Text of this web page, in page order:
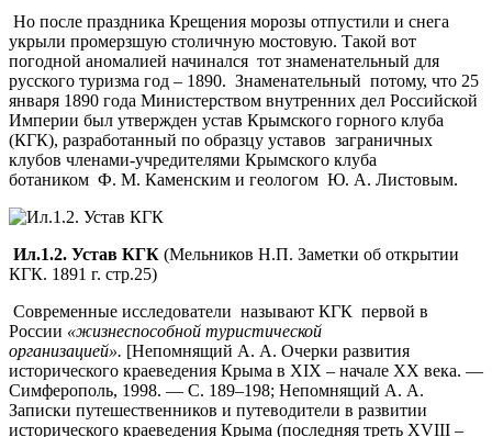
Но после праздника Крещения морозы отпустили и снега
укрыли промерзшую столичную мостовую. Такой вот
погодной аномалией начинался тот знаменательный для
русского туризма год – 1890. Знаменательный потому, что 25
января 1890 года Министерством внутренних дел Российской
Империи был утвержден устав Крымского горного клуба
(КГК), разработанный по образцу уставов заграничных
клубов членами-учредителями Крымского клуба
ботаником Ф. М. Каменским и геологом Ю. А. Листовым.
Ил.1.2. Устав КГК (Мельников Н.П. Заметки об открытии
КГК. 1891 г. стр.25)
Современные исследователи называют КГК первой в
России «жизнеспособной туристической
организацией». [Непомнящий А. А. Очерки развития
исторического краеведения Крыма в XIX – начале XX века. —
Симферополь, 1998. — С. 189–198; Непомнящий А. А.
Записки путешественников и путеводители в развитии
исторического краеведения Крыма (последняя треть XVIII –